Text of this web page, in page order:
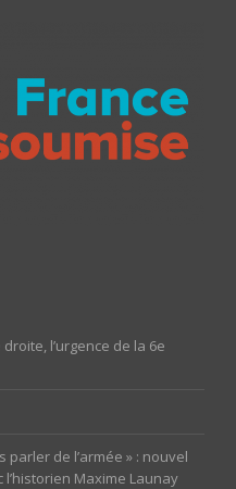
droite, l’urgence de la 6e
parler de l’armée » : nouvel
l’historien Maxime Launay